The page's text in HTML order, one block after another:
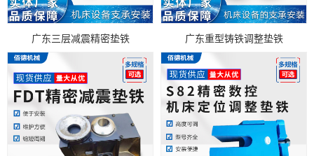
广东三层减震精密垫铁 广东重型铸铁调整垫铁